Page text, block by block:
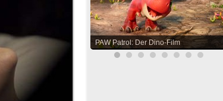
PAW Patrol: Der Dino-Film